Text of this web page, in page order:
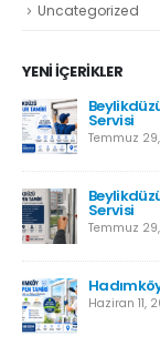
Uncategorized
YENI İÇERIKLER
Servisi
Temmuz
Servisi
Temmuz
Haziran 11,